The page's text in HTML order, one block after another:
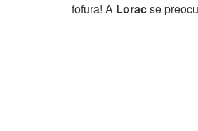
fofura! A Loracse